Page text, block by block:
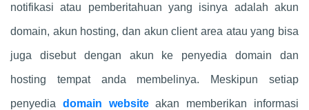
notifikasi atau pemberitahuan yang isinya adalah akun
domain, akun hosting, dan akun client area atau yang bisa
juga disebut dengan akun ke penyedia domain dan
hosting tempat anda membelinya. Meskipun setiap
penyedia domain website akan memberikan informasi